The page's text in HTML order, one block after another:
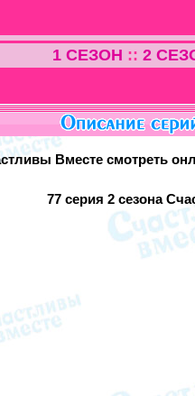
1 СЕЗОН :: 2
Вместе смотреть
77 серия 2 сезона